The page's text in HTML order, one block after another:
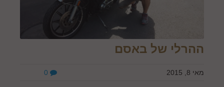
ההרלי של באסם
מאי 8, 2015